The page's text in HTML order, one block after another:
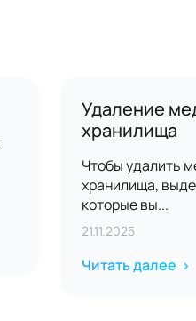
Удаление
хранилища
Чтобы удалить
хранилища,
которые вы...
21.11.2025
Читать далее